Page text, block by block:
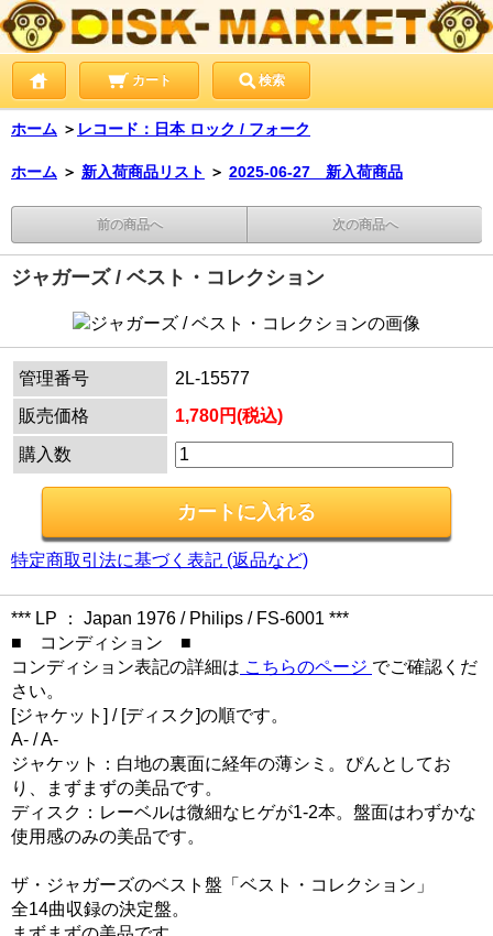
カート 検索
ホーム ＞ レコード：日本 ロック / フォーク
ホーム ＞ 新入荷商品リスト ＞ 2025-06-27 新入荷商品
前の商品へ 次の商品へ
ジャガーズ / ベスト・コレクション
管理番号
2L-15577
販売価格
1,780円(税込)
購入数
特定商取引法に基づく表記 (返品など)
*** LP ： Japan 1976 / Philips / FS-6001 ***
■ コンディション ■
コンディション表記の詳細は こちらのページ でご確認くだ
さい。
[ジャケット] / [ディスク]の順です。
A- / A-
ジャケット：白地の裏面に経年の薄シミ。ぴんとしてお
り、まずまずの美品です。
ディスク：レーベルは微細なヒゲが1-2本。盤面はわずかな
使用感のみの美品です。
ザ・ジャガーズのベスト盤「ベスト・コレクション」
全14曲収録の決定盤。